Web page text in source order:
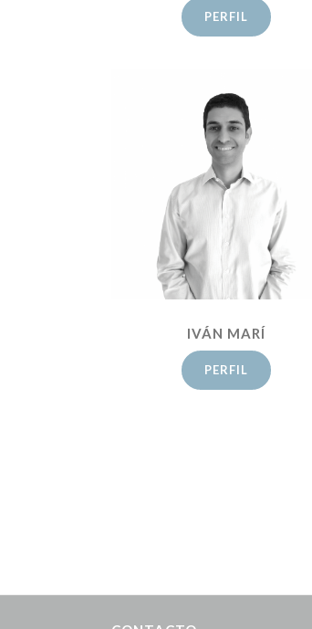
PERFIL
IVÁN MARÍ
PERFIL